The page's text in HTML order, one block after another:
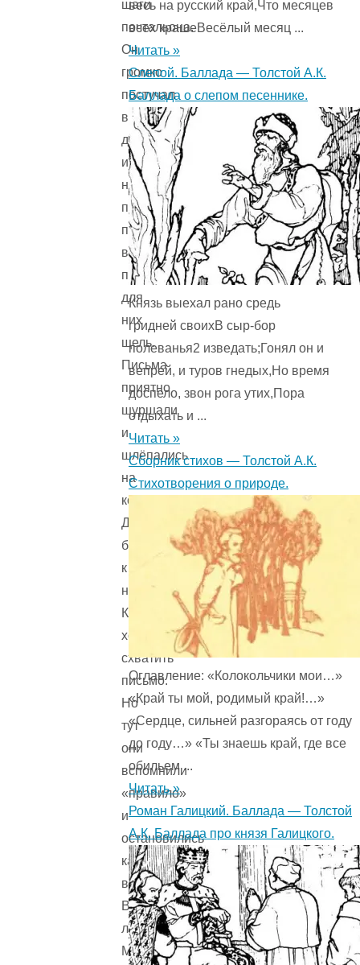
шаги
почтальона.
Он
громко
постучал
в
дверь
и
начал
просовывать
письма
в
проделанную
для
них
щель.
Письма
приятно
шуршали
и
шлёпались
на
коврик.
Друзья
бросились
к
ним.
Каждому
хотелось
схватить
письмо.
Но
тут
они
вспомнили
«правило»
и
остановились
как
вкопанные.
Видите
ли,
Мафин
весь на русский край,Что месяцев
всех крашеВесёлый месяц ...
Читать »
Слепой. Баллада — Толстой А.К.
Баллада о слепом песеннике.
Князь выехал рано средь
гридней своихВ сыр-бор
полеванья2 изведать;Гонял он и
вепрей, и туров гнедых,Но время
доспело, звон рога утих,Пора
отдыхать и ...
Читать »
Сборник стихов — Толстой А.К.
Стихотворения о природе.
Оглавление: «Колокольчики мои…»
«Край ты мой, родимый край!…»
«Сердце, сильней разгораясь от году
до году…» «Ты знаешь край, где все
обильем ...
Читать »
Роман Галицкий. Баллада — Толстой
А.К. Баллада про князя Галицкого.